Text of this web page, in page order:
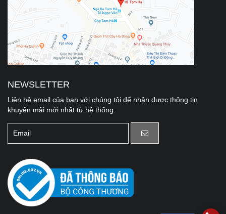
NEWSLETTER
Liên hệ email của bạn với chúng tôi để nhận được thông tin
khuyến mãi mới nhất từ hệ thống.